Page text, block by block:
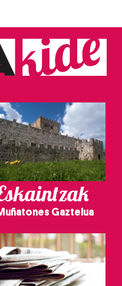
Gaztelua